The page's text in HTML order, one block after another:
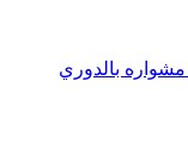
(0-0) في بداية مشواره بالدوري